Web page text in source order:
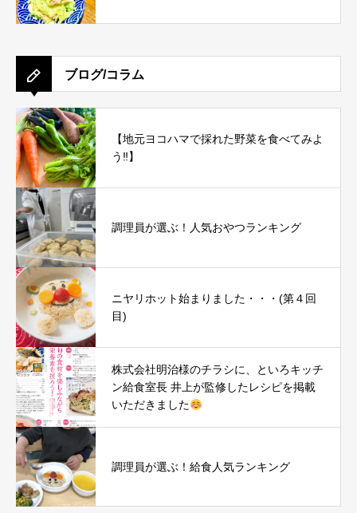
ブログ/コラム
【地元ヨコハマで採れた野菜を食べてみよ
う‼︎】
調理員が選ぶ！人気おやつランキング
ニヤリホット始まりました・・・(第４回
目)
株式会社明治様のチラシに、といろキッチ
ン給食室長 井上が監修したレシピを掲載
いただきました
調理員が選ぶ！給食人気ランキング